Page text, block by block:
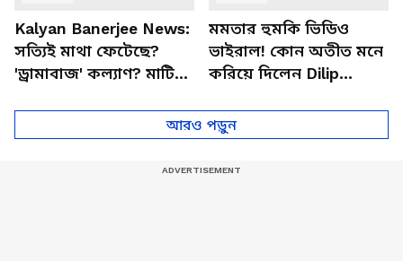
Kalyan Banerjee News:
সত্যিই মাথা ফেটেছে?
'ড্রামাবাজ' কল্যাণ? মাটিতে
মমতার হুমকি ভিডিও
ভাইরাল! কোন অতীত মনে
করিয়ে দিলেন Dilip
Banerjee | Mamata
Banerjee
আরও পড়ুন